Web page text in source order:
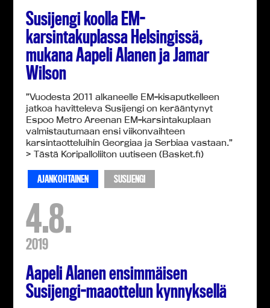
Susijengi koolla EM-
karsintakuplassa Helsingissä,
mukana Aapeli Alanen ja Jamar
Wilson
”Vuodesta 2011 alkaneelle EM-kisaputkelleen
jatkoa havitteleva Susijengi on kerääntynyt
Espoo Metro Areenan EM-karsintakuplaan
valmistautumaan ensi viikonvaihteen
karsintaotteluihin Georgiaa ja Serbiaa vastaan.”
> Tästä Koripalloliiton uutiseen (Basket.fi)
AJANKOHTAINEN SUSIJENGI
4.8.
2019
Aapeli Alanen ensimmäisen
Susijengi-maaottelun kynnyksellä